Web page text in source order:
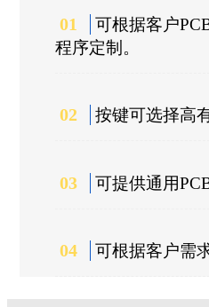
01
可根据客户
程序定制。
02 按键可选择高
03 可提供通用
04 可根据客户需